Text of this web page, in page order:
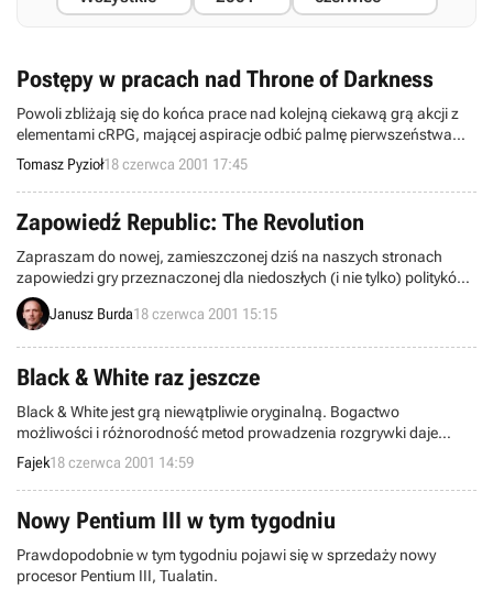
Postępy w pracach nad Throne of Darkness
Powoli zbliżają się do końca prace nad kolejną ciekawą grą akcji z
elementami cRPG, mającej aspiracje odbić palmę pierwszeństwa
bestsellerowemu Diablo 2. Mowa o Throne of Darkness, najnowszej
produkcji zespołu Click Entertainment, która w lecie zostanie
wydana przez Sierra Inc.
Tomasz Pyzioł18 czerwca 2001 17:45
Zapowiedź Republic: The Revolution
Zapraszam do nowej, zamieszczonej dziś na naszych stronach
zapowiedzi gry przeznaczonej dla niedoszłych (i nie tylko) polityków.
Republic: The Revolution to bardzo dobrze rokująca gra strategiczna
w której dane nam będzie poczuć na własnej skórze wszystkie plusy
Janusz Burda18 czerwca 2001 15:15
Black & White raz jeszcze
Black & White jest grą niewątpliwie oryginalną. Bogactwo
możliwości i różnorodność metod prowadzenia rozgrywki daje
graczowi pełną swobodę w realizacji strategii jaką przyjął. Aby
jednak pomóc świeżo upieczonym Bóstwom w dążeniu do celu
serwis GameSpy opublikował poradnik do tej gry.
Fajek18 czerwca 2001 14:59
Nowy Pentium III w tym tygodniu
Prawdopodobnie w tym tygodniu pojawi się w sprzedaży nowy
procesor Pentium III, Tualatin.